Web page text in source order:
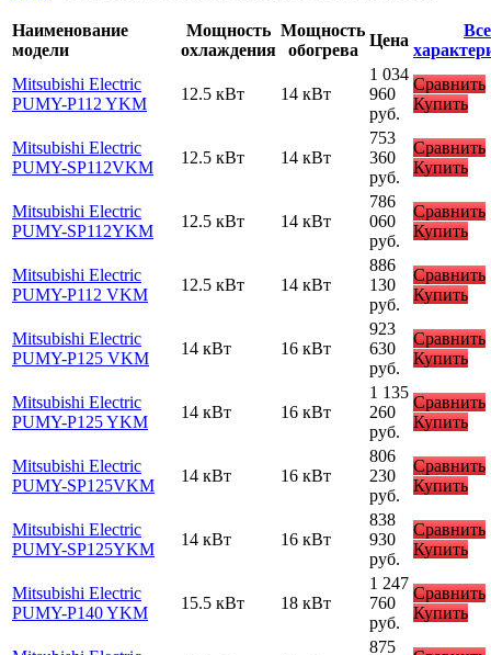
Наименование
модели
Мощность
охлаждения
Мощность
обогрева
Цена
Все
Mitsubishi Electric
PUMY-P112 YKM
12.5 кВт 14 кВт
1 034
960
руб.
Сравнить
Купить
Mitsubishi Electric
PUMY-SP112VKM
12.5 кВт 14 кВт
753
360
руб.
Сравнить
Купить
Mitsubishi Electric
PUMY-SP112YKM
12.5 кВт 14 кВт
786
060
руб.
Сравнить
Купить
Mitsubishi Electric
PUMY-P112 VKM
12.5 кВт 14 кВт
886
130
руб.
Сравнить
Купить
Mitsubishi Electric
PUMY-P125 VKM
14 кВт 16 кВт
923
630
руб.
Сравнить
Купить
Mitsubishi Electric
PUMY-P125 YKM
14 кВт 16 кВт
1 135
260
руб.
Сравнить
Купить
Mitsubishi Electric
PUMY-SP125VKM
14 кВт 16 кВт
806
230
руб.
Сравнить
Купить
Mitsubishi Electric
PUMY-SP125YKM
14 кВт 16 кВт
838
930
руб.
Сравнить
Купить
Mitsubishi Electric
PUMY-P140 YKM
15.5 кВт 18 кВт
1 247
760
руб.
Сравнить
Купить
875